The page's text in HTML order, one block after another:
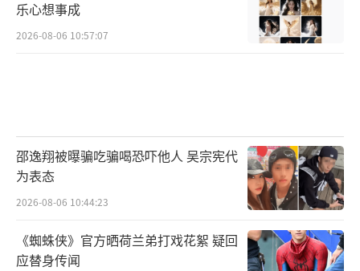
乐心想事成
2026-08-06 10:57:07
邵逸翔被曝骗吃骗喝恐吓他人 吴宗宪代
为表态
2026-08-06 10:44:23
《蜘蛛侠》官方晒荷兰弟打戏花絮 疑回
应替身传闻